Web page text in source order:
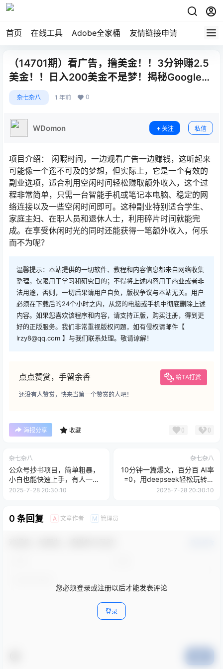
首页 在线工具 Adobe全家桶 友情链接申请
（14701期）看广告，撸美金！！3分钟赚2.5
美金！！日入200美金不是梦！揭秘Google…
杂七杂八 1 年前 0
WDomon 关注 私信
项目介绍： 闲暇时间，一边观看广告一边赚钱，这听起来
可能像一个遥不可及的梦想，但实际上，它是一个有效的
副业选项，适合利用空闲时间轻松赚取额外收入，这个过
程非常简单，只需一台智能手机或笔记本电脑、稳定的网
络连接以及一些空闲时间即可。这种副业特别适合学生、
家庭主妇、在职人员和退休人士，利用碎片时间就能完
成。在享受休闲时光的同时还能获得一笔额外收入，何乐
而不为呢？
温馨提示：本站提供的一切软件、教程和内容信息都来自网络收集
整理，仅限用于学习和研究目的；不得将上述内容用于商业或者非
法用途，否则，一切后果请用户自负，版权争议与本站无关。用户
必须在下载后的24个小时之内，从您的电脑或手机中彻底删除上述
内容。如果您喜欢该程序和内容，请支持正版，购买注册，得到更
好的正版服务。我们非常重视版权问题，如有侵权请邮件【
lrzy8@qq.com 】与我们联系处理。敬请谅解！
点点赞赏，手留余香 给TA打赏
还没有人赞赏，快来当第一个赞赏的人吧！
海报分享 收藏 0 0
杂七杂八
公众号抄书项目，简单粗暴，
小白也能快速上手，有人一天
搞了1k+
2025-7-28 20:30:10
杂七杂八
10分钟一篇爆文，百分百 AI率
=0，用deepseek轻松玩转公
众号爆文项目
2025-7-28 20:30:10
0 条回复 A 文章作者 M 管理员
您必须登录或注册以后才能发表评论
登录